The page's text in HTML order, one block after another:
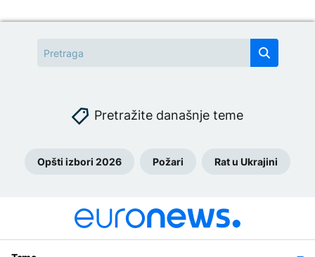
Pretražite današnje teme
Opšti izbori 2026 Požari Rat u Ukrajini